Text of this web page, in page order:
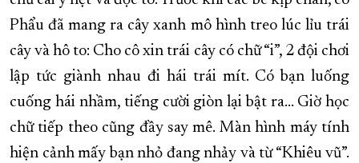
Phẩu đã mang ra cây xanh mô hình treo lúc lỉu trái
cây và hô to: Cho cô xin trái cây có chữ “i”, 2 đội chơi
lập tức giành nhau đi hái trái mít. Có bạn luống
cuống hái nhầm, tiếng cười giòn lại bật ra... Giờ học
chữ tiếp theo cũng đầy say mê. Màn hình máy tính
hiện cảnh mấy bạn nhỏ đang nhảy và từ “Khiêu vũ”.